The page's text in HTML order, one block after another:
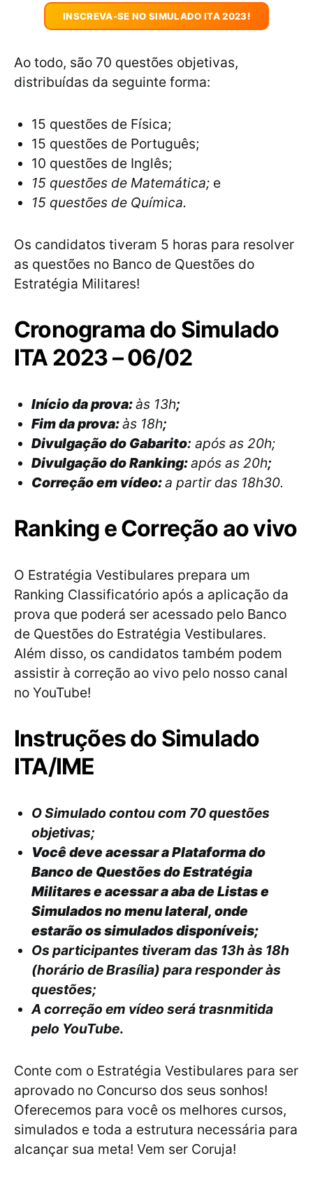
INSCREVA-SE NO SIMULADO ITA 2023!
Ao todo, são 70 questões objetivas,
distribuídas da seguinte forma:
15 questões de Física;
15 questões de Português;
10 questões de Inglês;
15 questões de Matemática; e
15 questões de Química.
Os candidatos tiveram 5 horas para resolver
as questões no Banco de Questões do
Estratégia Militares!
Cronograma do Simulado
ITA 2023 – 06/02
Início da prova:às 13h;
Fim da prova:às 18h;
Divulgação do Gabarito: após as 20h;
Divulgação do Ranking:após as 20h;
Correção em vídeo:a partir das 18h30.
Ranking e Correção ao vivo
O Estratégia Vestibulares prepara um
Ranking Classificatório após a aplicação da
prova que poderá ser acessado pelo Banco
de Questões do Estratégia Vestibulares.
Além disso, os candidatos também podem
assistir à correção ao vivo pelo nosso canal
no YouTube!
Instruções do Simulado
ITA/IME
O Simulado contou com 70 questões
objetivas;
Você deve acessar aPlataforma do
Banco de Questões do Estratégia
Militares e acessar a aba de Listas e
Simulados no menu lateral, onde
estarão os simulados disponíveis;
Os participantes tiveram das 13h às 18h
(horário de Brasília) para responder às
questões;
A correção em vídeo será trasnmitida
pelo YouTube.
Conte com o Estratégia Vestibulares para ser
aprovado no Concurso dos seus sonhos!
Oferecemos para você os melhores cursos,
simulados e toda a estrutura necessária para
alcançar sua meta! Vem ser Coruja!